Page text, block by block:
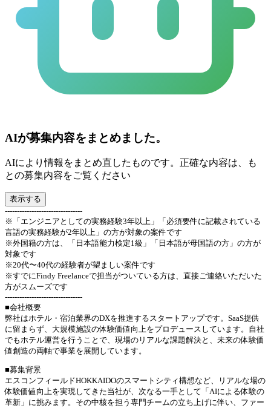
AIが募集内容をまとめました。
AIにより情報をまとめ直したものです。正確な内容は、も
との募集内容をご覧ください
表示する
--------------------------------
※「エンジニアとしての実務経験3年以上」「必須要件に記載されている
言語の実務経験が2年以上」の方が対象の案件です
※外国籍の方は、「日本語能力検定1級」「日本語が母国語の方」の方が
対象です
※20代〜40代の経験者が望ましい案件です
※すでにFindy Freelanceで担当がついている方は、直接ご連絡いただいた
方がスムーズです
--------------------------------
■会社概要
弊社はホテル・宿泊業界のDXを推進するスタートアップです。SaaS提供
に留まらず、大規模施設の体験価値向上をプロデュースしています。自社
でもホテル運営を行うことで、現場のリアルな課題解決と、未来の体験価
値創造の両軸で事業を展開しています。
■募集背景
エスコンフィールドHOKKAIDOのスマートシティ構想など、リアルな場の
体験価値向上を実現してきた当社が、次なる一手として「AIによる体験の
革新」に挑みます。その中核を担う専門チームの立ち上げに伴い、ファー